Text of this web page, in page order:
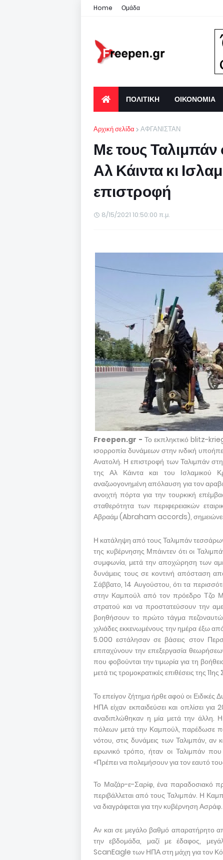
Home Ομάδα
ΠΟΛΙΤΙΚΗ ΟΙΚΟΝΟΜΙΑ
Αρχική σελίδα ΑΦΓΑΝΙΣΤΑΝ
Με τους
Αλ Κάιντα κι
επιστροφή
8/15/2021 10:50:00 π.μ.
Freepen.gr - Το εκπληκτικό blitz-
ισορροπία δυνάμεων στην ινδική
Ανατολή. Η επιστροφή των Ταλιμπάν
της Αλ Κάιντα και του Ισλαμικού
αναζωογονημένη απόλαυση για τον
ανοιχτή πόρτα για την τουρκική
σταθερότητα των περιφερειακών
Αβραάμ (Abraham accords), σημειώνει
Η κατάληψη από τους Ταλιμπάν
της κυβέρνησης Μπάιντεν ότι οι
συμφωνία, μετά την αποχώρηση των
δυνάμεις τους σε κοντινή απόσταση
Σάββατο, 14 Αυγούστου, ότι τα
στην Καμπούλ από τον πρόεδρο Τζο
στρατού και να προστατεύσουν την
βοηθήσουν το πρώτο τάγμα
χιλιάδες εκκενωμένους την ημέρα έξω
5.000 εστάλησαν σε βάσεις στον
επιταχύνουν την επεξεργασία
που φοβούνται την τιμωρία για τη
μετά τις τρομοκρατικές επιθέσεις της
Το επείγον ζήτημα ήρθε αφού οι Ειδικές
ΗΠΑ είχαν εκπαιδεύσει και οπλίσει
αναδιπλώθηκαν η μία μετά την άλλη.
πόλεων μετά την Καμπούλ, παρέδωσε
νότου, στις δυνάμεις των Ταλιμπάν, αν
ειρωνικό τρόπο, ήταν οι Ταλιμπάν
«Πρέπει να πολεμήσουν για τον εαυτό
Το Μαζάρ-ε-Σαρίφ, ένα παραδοσιακό
περιβάλλεται από τους Ταλιμπάν. Η
να διαγράφεται για την κυβέρνηση Ασράφ.
Αν και σε μεγάλο βαθμό απαρατήρητο
την εβδομάδα, μαζί με έδαφος,
ScanEagle των ΗΠΑ στη μάχη για τον